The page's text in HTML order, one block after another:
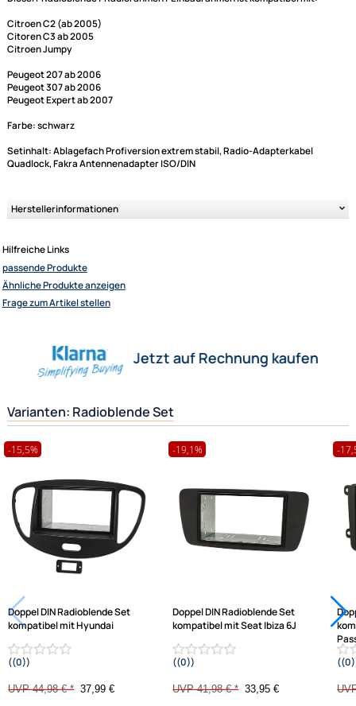
Diese/r Radioblende / Radiorahmen / Einbaurahmen ist kompatibel mit:
Citroen Jumpy
Peugeot 307 ab 2006
Peugeot Expert ab 2007
Farbe: schwarz
passende Produkte
Ähnliche Produkte anzeigen
Frage zum Artikel stellen
Jetzt auf Rechnung kaufen
Varianten: Radioblende Set
-15,5% -19,1%
Ultramall
Zahlungsarten
Wir versenden mit